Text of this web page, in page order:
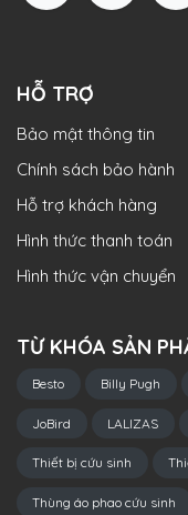
HỖ TRỢ
Bảo mật thông tin
Chính sách bảo hành
Hỗ trợ khách hàng
Hình thức thanh toán
Hình thức vận chuyển
TỪ KHÓA SẢN
Besto Billy Pugh
JoBird LALIZAS
Thiết bị cứu sinh
Thùng áo phao cứu sinh